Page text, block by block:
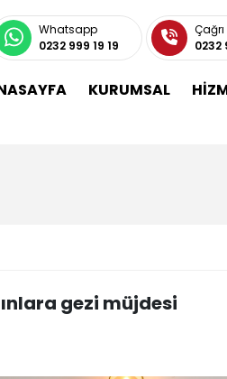
Whatsapp
0232 999 19 19
Çağrı
0232
KURUMSAL
gezi müjdesi